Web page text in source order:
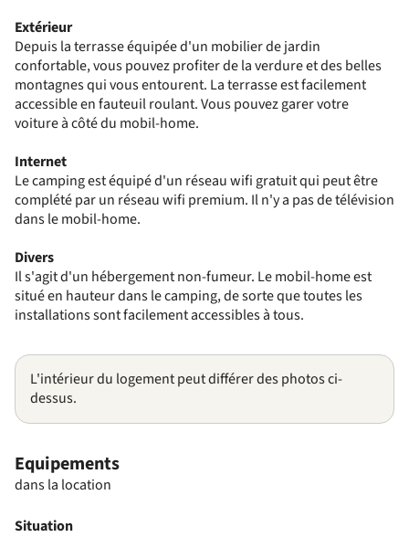
Extérieur
Depuis la terrasse équipée d'un mobilier de jardin
confortable, vous pouvez profiter de la verdure et des belles
montagnes qui vous entourent. La terrasse est facilement
accessible en fauteuil roulant. Vous pouvez garer votre
voiture à côté du mobil-home.
Internet
Le camping est équipé d'un réseau wifi gratuit qui peut être
complété par un réseau wifi premium. Il n'y a pas de télévision
dans le mobil-home.
Divers
Il s'agit d'un hébergement non-fumeur. Le mobil-home est
situé en hauteur dans le camping, de sorte que toutes les
installations sont facilement accessibles à tous.
L'intérieur du logement peut différer des photos ci-
dessus.
Equipements
dans la location
Situation